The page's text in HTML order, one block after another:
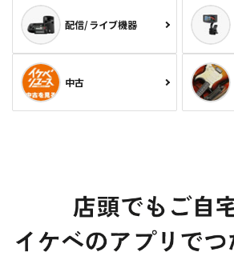
配信/ライブ機器
中古